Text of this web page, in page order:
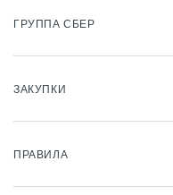
ГРУППА СБЕР
ЗАКУПКИ
ПРАВИЛА